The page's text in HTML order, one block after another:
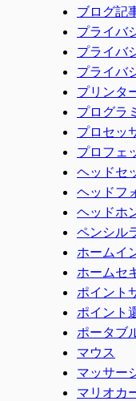
ブログ記
プライバ
プライバ
プライバ
プリンタ
プログラ
プロセッ
プロフェ
ヘッドセ
ヘッドフ
ヘッドホ
ペンシル
ホームイ
ホームセ
ポイント
ポイント
ポータブ
マウス
マッサー
マリオカ